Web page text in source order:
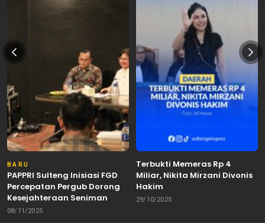
BARU
PAPPRI Sulteng Inisiasi FGD
Percepatan Pergub Dorong
Kesejahteraan Seniman
08/11/2025
Terbukti Memeras Rp 4
Miliar, Nikita Mirzani Divonis
Hakim
29/10/2025